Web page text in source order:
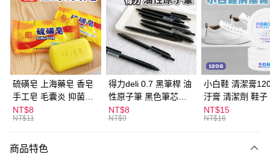
LINE Pay
Apple Pay
街口支付
悠遊付
ATM付款
全家取貨付款
硫磺皂 上海藥皂 香皂
手工皂 毛囊炎 抑菌除
蟎 清潔護膚 去油去痘
寵物皮膚病 狗狗貓咪
NT$8
NT$11
得力deli 0.7 黑筆桿 油
性原子筆 黑色筆芯
S304
NT$8
NT$9
小白鞋 清潔膏
汙膏 清潔劑 鞋子
漬 白皮鞋 鞋油
NT$15
NT$16
商品特色